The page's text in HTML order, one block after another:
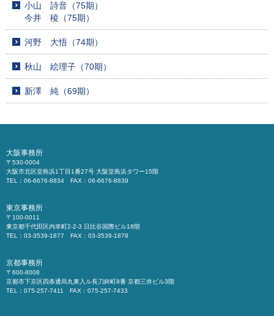
小山 詩音（75期）
今井 稜（75期）
河野 大悟（74期）
秋山 絵理子（70期）
新澤 純（69期）
大阪事務所
〒530-0004
大阪市北区堂島浜1丁目1番27号 大阪堂島浜タワー15階
TEL：06-6676-8834 FAX：06-6676-8839
東京事務所
〒100-0011
東京都千代田区内幸町2-2-3 日比谷国際ビル18階
TEL：03-3539-1877 FAX：03-3539-1878
京都事務所
〒600-8008
京都市下京区四条通烏丸東入ル長刀鉾町8番 京都三井ビル3階
TEL：075-257-7411 FAX：075-257-7433